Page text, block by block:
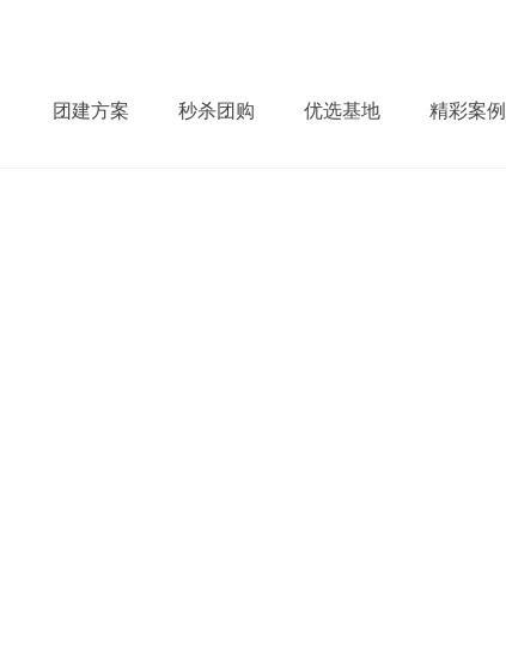
团建方案 秒杀团购 优选基地 精彩案例